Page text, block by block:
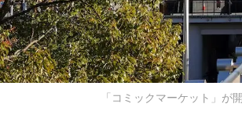
「コミックマーケット」が